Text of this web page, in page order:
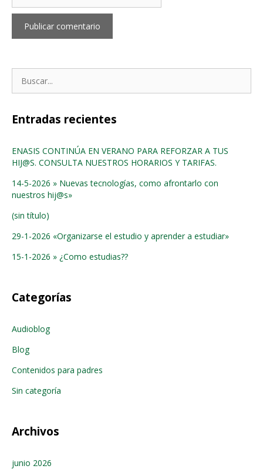
Entradas recientes
ENASIS CONTINÚA EN VERANO PARA REFORZAR A TUS
HIJ@S. CONSULTA NUESTROS HORARIOS Y TARIFAS.
14-5-2026 » Nuevas tecnologías, como afrontarlo con
nuestros hij@s»
(sin título)
29-1-2026 «Organizarse el estudio y aprender a estudiar»
15-1-2026 » ¿Como estudias??
Categorías
Audioblog
Blog
Contenidos para padres
Sin categoría
Archivos
junio 2026